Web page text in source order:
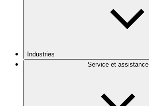
Industries
Service et assistance